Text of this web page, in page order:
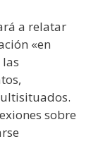
a relatar
«en
sobre